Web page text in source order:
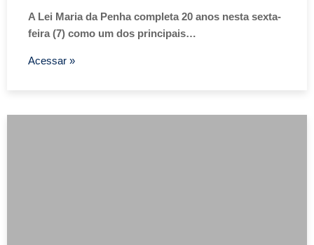
A Lei Maria da Penha completa 20 anos nesta sexta-
feira (7) como um dos principais…
Acessar »